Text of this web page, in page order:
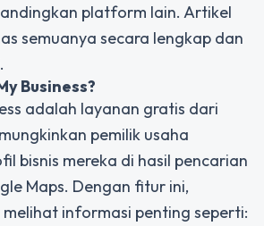
platform lain. Artikel
semuanya secara lengkap dan
Business?
adalah layanan gratis dari
pemilik usaha
bisnis mereka di hasil pencarian
Maps. Dengan fitur ini,
informasi penting seperti: